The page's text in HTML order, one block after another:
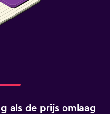
als de prijs omlaag